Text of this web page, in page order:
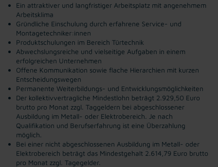
Ein attraktiver und langfristiger Arbeitsplatz mit angenehmem
Arbeitsklima
Gründliche Einschulung durch erfahrene Service- und
Montagetechniker:innen
Produktschulungen im Bereich Türtechnik
Abwechslungsreiche und vielseitige Aufgaben in einem
erfolgreichen Unternehmen
Offene Kommunikation sowie flache Hierarchien mit kurzen
Entscheidungswegen
Permanente Weiterbildungs- und Entwicklungsmöglichkeiten
Der kollektivvertragliche Mindestlohn beträgt 2.929,50 Euro
brutto pro Monat zzgl. Taggeldern bei abgeschlossener
Ausbildung im Metall- oder Elektrobereich. Je nach
Qualifikation und Berufserfahrung ist eine Überzahlung
möglich.
Bei einer nicht abgeschlossenen Ausbildung im Metall- oder
Elektrobereich beträgt das Mindestgehalt 2.614,79 Euro brutto
pro Monat zzgl. Tagegelder.